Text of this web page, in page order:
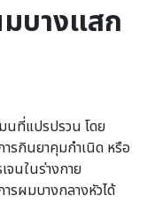
บางแสก
ที่แปรปรวน โดย
ารกินยาคุมกำเนิด หรือ
จนในร่างกาย
รผมบางกลางหัวได้